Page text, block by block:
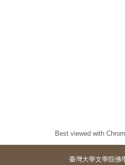
Best viewed with
臺灣大學文學院佛